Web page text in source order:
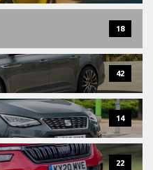
18
42
14
22